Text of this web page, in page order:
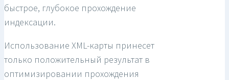
быстрое, глубокое прохождение
индексации.
Использование XML-карты принесет
только положительный результат в
оптимизировании прохождения